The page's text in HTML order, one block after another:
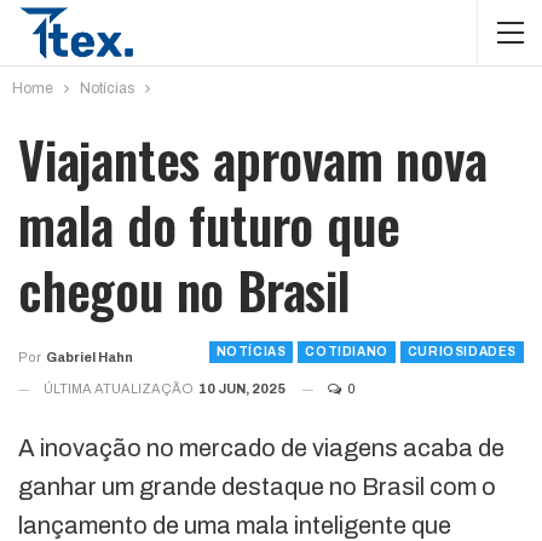
Home Notícias
Viajantes aprovam nova
mala do futuro que
chegou no Brasil
NOTÍCIAS COTIDIANO CURIOSIDADES
Por Gabriel Hahn
ÚLTIMA ATUALIZAÇÃO 10 JUN, 2025 0
A inovação no mercado de viagens acaba de
ganhar um grande destaque no Brasil com o
lançamento de uma mala inteligente que